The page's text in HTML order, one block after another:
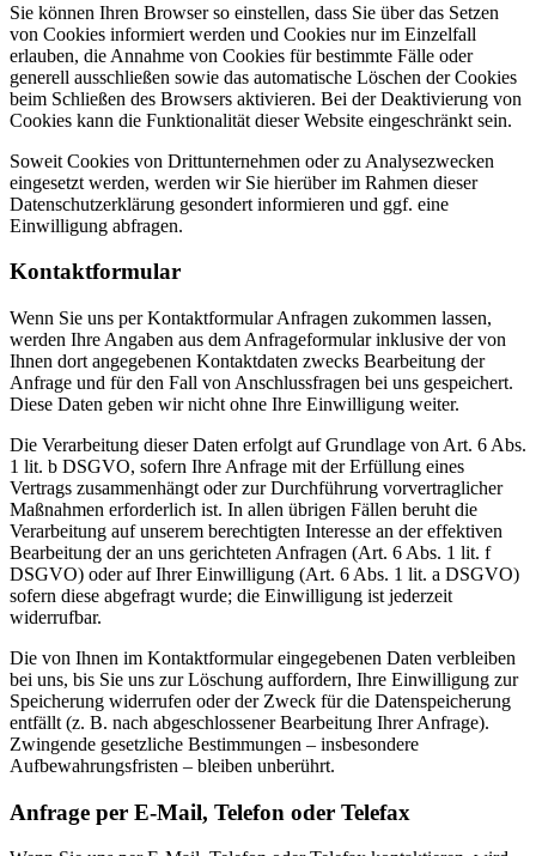
Sie können Ihren Browser so einstellen, dass Sie über das Setzen
von Cookies informiert werden und Cookies nur im Einzelfall
erlauben, die Annahme von Cookies für bestimmte Fälle oder
generell ausschließen sowie das automatische Löschen der Cookies
beim Schließen des Browsers aktivieren. Bei der Deaktivierung von
Cookies kann die Funktionalität dieser Website eingeschränkt sein.
Soweit Cookies von Drittunternehmen oder zu Analysezwecken
eingesetzt werden, werden wir Sie hierüber im Rahmen dieser
Datenschutzerklärung gesondert informieren und ggf. eine
Einwilligung abfragen.
Kontaktformular
Wenn Sie uns per Kontaktformular Anfragen zukommen lassen,
werden Ihre Angaben aus dem Anfrageformular inklusive der von
Ihnen dort angegebenen Kontaktdaten zwecks Bearbeitung der
Anfrage und für den Fall von Anschlussfragen bei uns gespeichert.
Diese Daten geben wir nicht ohne Ihre Einwilligung weiter.
Die Verarbeitung dieser Daten erfolgt auf Grundlage von Art. 6 Abs.
1 lit. b DSGVO, sofern Ihre Anfrage mit der Erfüllung eines
Vertrags zusammenhängt oder zur Durchführung vorvertraglicher
Maßnahmen erforderlich ist. In allen übrigen Fällen beruht die
Verarbeitung auf unserem berechtigten Interesse an der effektiven
Bearbeitung der an uns gerichteten Anfragen (Art. 6 Abs. 1 lit. f
DSGVO) oder auf Ihrer Einwilligung (Art. 6 Abs. 1 lit. a DSGVO)
sofern diese abgefragt wurde; die Einwilligung ist jederzeit
widerrufbar.
Die von Ihnen im Kontaktformular eingegebenen Daten verbleiben
bei uns, bis Sie uns zur Löschung auffordern, Ihre Einwilligung zur
Speicherung widerrufen oder der Zweck für die Datenspeicherung
entfällt (z. B. nach abgeschlossener Bearbeitung Ihrer Anfrage).
Zwingende gesetzliche Bestimmungen – insbesondere
Aufbewahrungsfristen – bleiben unberührt.
Anfrage per E-Mail, Telefon oder Telefax